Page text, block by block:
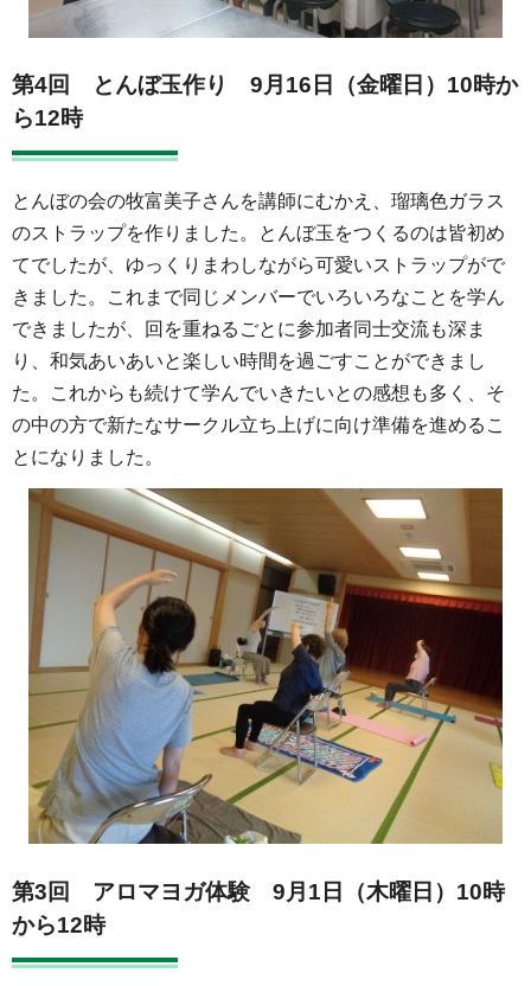
第4回 とんぼ玉作り 9月16日（金曜日）10時か
ら12時
とんぼの会の牧富美子さんを講師にむかえ、瑠璃色ガラス
のストラップを作りました。とんぼ玉をつくるのは皆初め
てでしたが、ゆっくりまわしながら可愛いストラップがで
きました。これまで同じメンバーでいろいろなことを学ん
できましたが、回を重ねるごとに参加者同士交流も深ま
り、和気あいあいと楽しい時間を過ごすことができまし
た。これからも続けて学んでいきたいとの感想も多く、そ
の中の方で新たなサークル立ち上げに向け準備を進めるこ
とになりました。
第3回 アロマヨガ体験 9月1日（木曜日）10時
から12時